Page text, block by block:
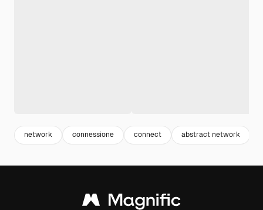
network connessione connect abstract network